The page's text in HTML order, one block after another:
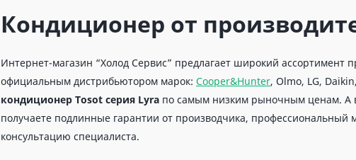
Кондиционер от
Интернет-магазин “Холод Сервис” предлагает широкий ассортимент
официальным дистрибьютором марок: Cooper&Hunter, Olmo, LG,
кондиционер Tosot серия Lyra по самым низким рыночным ценам. А
получаете подлинные гарантии от производчика,
консультацию специалиста.